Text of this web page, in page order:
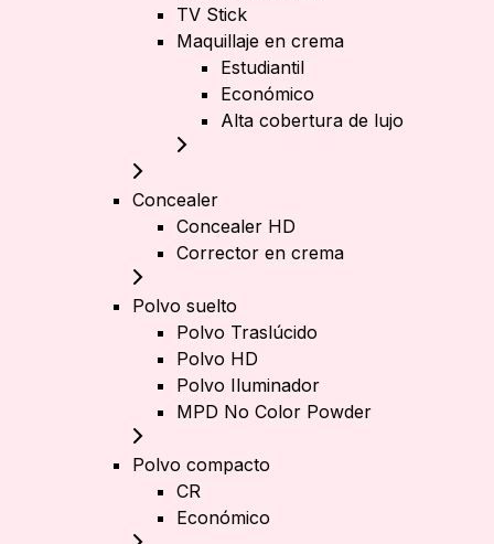
TV Stick
Maquillaje en crema
Estudiantil
Económico
Alta cobertura de lujo
Concealer
Concealer HD
Corrector en crema
Polvo suelto
Polvo Traslúcido
Polvo HD
Polvo Iluminador
MPD No Color Powder
Polvo compacto
CR
Económico